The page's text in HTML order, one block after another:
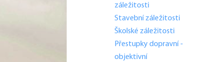
záležitosti
Stavební záležitosti
Školské záležitosti
Přestupky dopravní -
objektivní